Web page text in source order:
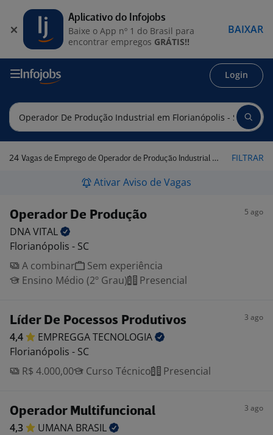
Login
24 Vagas de Emprego de Operador de Produção Industrial em Florianópolis - SC FILTRAR
Ativar Aviso de Vagas
Operador De Produção 5 ago
DNAVITAL
Florianópolis - SC
A combinar
Sem experiência
Ensino Médio (2º Grau)
Presencial
Líder De Pocessos Produtivos 3 ago
4,4 EMPREGGATECNOLOGIA
Florianópolis - SC
R$ 4.000,00
Curso Técnico Presencial
Operador Multifuncional 3 ago
4,3 UMANA BRASIL
Aplicativo do Infojobs
Baixe o App nº 1 do Brasil para
encontrar empregos GRÁTIS!!
BAIXAR